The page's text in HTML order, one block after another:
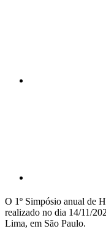
O 1º Simpósio anual de
realizado no dia 14/11/
Lima, em São Paulo.